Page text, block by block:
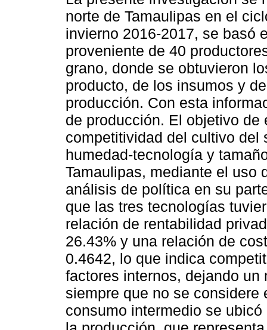
norte de Tamaulipas en el
invierno 2016-2017, se basó
proveniente de 40
grano, donde se obtuvieron
producto, de los insumos y
producción. Con esta
de producción. El objetivo
competitividad del cultivo del
humedad-tecnología y
Tamaulipas, mediante el uso
análisis de política en su
que las tres tecnologías
relación de rentabilidad
26.43% y una relación de
0.4642, lo que indica
factores internos, dejando
siempre que no se considere
consumo intermedio se